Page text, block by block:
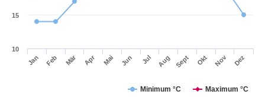
Minimum °C Maximum °C
Jan Feb Mär Apr Mai Jun Jul Aug Sept Okt Nov Dez
10
15